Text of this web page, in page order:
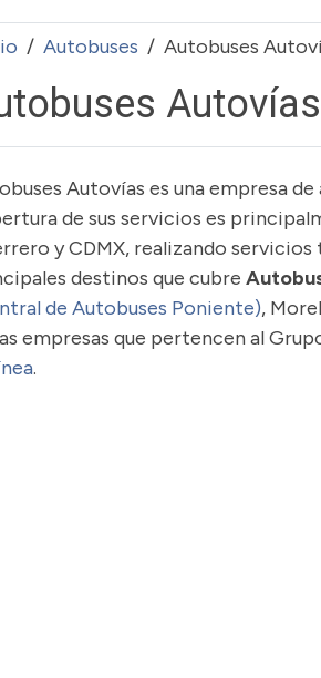
Autobuses Autobuses
Autovías
Autovías es una empresa
de sus servicios es
y CDMX, realizando
destinos que cubre
de Autobuses Poniente),
empresas que pertencen al
.